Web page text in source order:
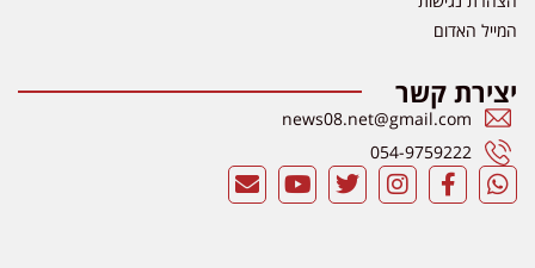
המייל האדום
יצירת קשר
news08.net@gmail.com
054-9759222